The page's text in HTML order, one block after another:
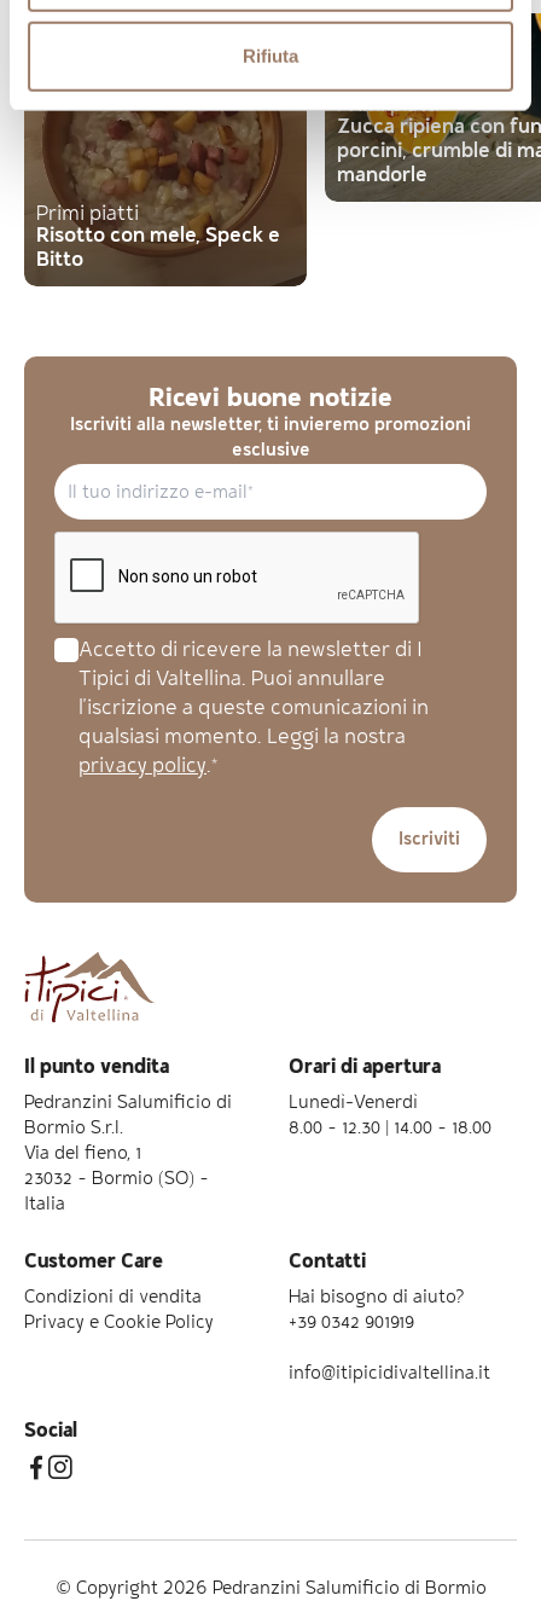
Rifiuta
Primi piatti
Risotto con mele, Speck e
Bitto
Primi piatti
Zucca ripiena con
porcini, crumble di
mandorle
Ricevi buone notizie
Iscriviti alla newsletter, ti invieremo promozioni
esclusive
Accetto di ricevere la newsletter di I
Tipici di Valtellina. Puoi annullare
l'iscrizione a queste comunicazioni in
qualsiasi momento. Leggi la nostra
privacy policy.*
Il punto vendita
Pedranzini Salumificio di
Bormio S.r.l.
Via del fieno, 1
23032 – Bormio (SO) –
Italia
Orari di apertura
Lunedì-Venerdì
8.00 – 12.30 | 14.00 – 18.00
Customer Care
Condizioni di vendita
Privacy e Cookie Policy
Contatti
Hai bisogno di aiuto?
+39 0342 901919
info@itipicidivaltellina.it
Social
© Copyright 2026 Pedranzini Salumificio di Bormio